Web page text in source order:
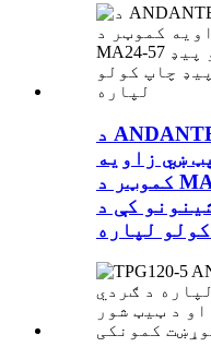
د ANDANTEX PVFD060-5-SE-P2
ښي زاویه
کموټر د MA24-57 سټیپر موټرو سره
کې د
لپاره